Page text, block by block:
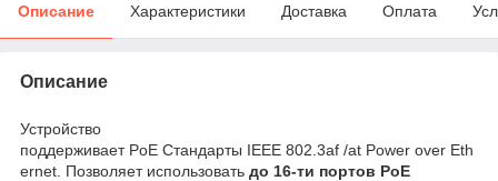
Описание Характеристики Доставка Оплата
Описание
Устройство
поддерживает PoE Стандарты IEEE 802.3af /at Power over Eth
ernet. Позволяет использовать до 16-ти портов PoE